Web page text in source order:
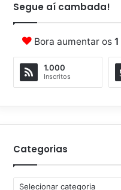
Segue aí cambada!
Bora aumentar os 1
1.000
Inscritos
Categorias